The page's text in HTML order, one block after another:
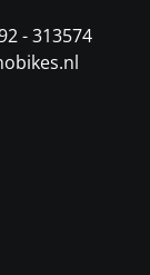
- 313574